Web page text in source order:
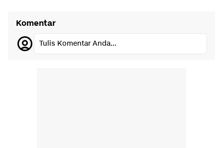
Komentar
Tulis Komentar Anda...